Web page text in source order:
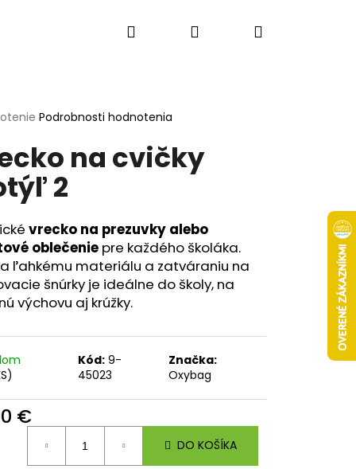
Hľadať PrihlásenieNákupný
Podrobnosti hodnotenia
na cvičky
2
vrecko na prezuvky alebo
oblečenie pre každého školáka.
ľahkému materiálu a zatváraniu na
šnúrky je ideálne do školy, na
výchovu aj krúžky.
Kód: 9-
45023
Značka:
Oxybag
€
DO KOŠÍKA
JUMBO AUTO SPEED